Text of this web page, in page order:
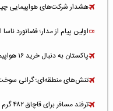
هشدار شرکت‌های هواپیمایی
اولین پیام از مدار؛ فضانورد
پاکستان به دنبال خرید ۱۶ هواپیمای جدید برای ناوگان PIA
تنش‌های منطقه‌ای؛ گرانی سوخت
ترفند مسافر برای قاچاق ۴۸۲ گرم طلا به ارزش ۸۲ میلیارد ریال